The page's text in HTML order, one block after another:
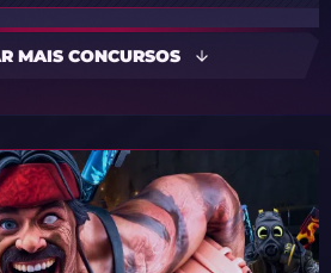
MAIS CONCURSOS